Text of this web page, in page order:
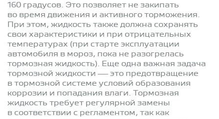
160 градусов. Это позволяет не закипать
во время движения и активного торможения.
При этом, жидкость также должна сохранять
свои характеристики и при отрицательных
температурах (при старте эксплуатации
автомобиля в мороз, пока не разогрелась
тормозная жидкость). Еще одна важная задача
тормозной жидкости — это предотвращение
в тормозной системе условий образования
коррозии и попадания влаги. Тормозная
жидкость требует регулярной замены
в соответствии с регламентом, так как